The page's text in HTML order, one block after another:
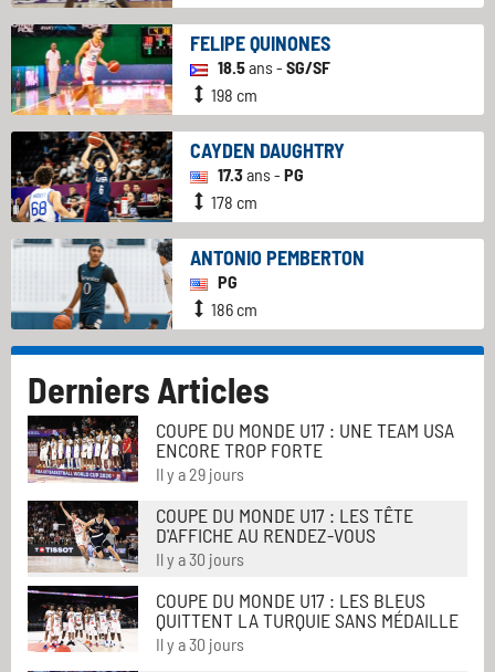
FELIPE QUINONES
18.5ans - SG/SF
198 cm
CAYDEN DAUGHTRY
17.3ans - PG
178 cm
ANTONIO PEMBERTON
PG
186 cm
Derniers Articles
COUPE DU MONDE U17 : UNE TEAM USA
ENCORE TROP FORTE
Il y a 29 jours
COUPE DU MONDE U17 : LES TÊTE
D'AFFICHE AU RENDEZ-VOUS
Il y a 30 jours
COUPE DU MONDE U17 : LES BLEUS
QUITTENT LA TURQUIE SANS MÉDAILLE
Il y a 30 jours